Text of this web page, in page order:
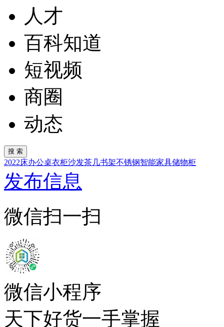
人才
百科知道
短视频
商圈
动态
2022床办公桌衣柜沙发茶几书架不锈钢智能家具储物柜
发布信息
微信扫一扫
微信小程序
天下好货一手掌握